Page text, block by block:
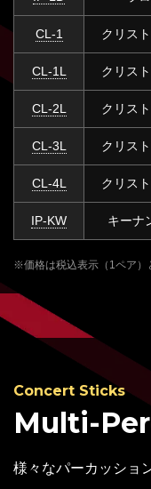
CL-1 クリス
CL-1L クリス
CL-2L クリス
CL-3L クリス
CL-4L クリス
IP-KW キーナ
※価格は税込表示（1ペア）
Concert Sticks
Multi-
様々なパーカッショ